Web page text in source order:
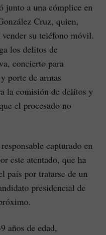
junto a una cómplice en
Cruz, quien,
su teléfono móvil.
los delitos de
concierto para
porte de armas
la comisión de delitos y
el procesado no
capturado en
este atentado, que ha
país por tratarse de un
presidencial de
años de edad,